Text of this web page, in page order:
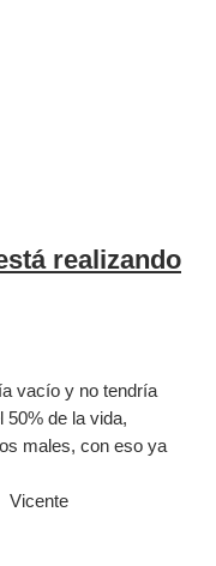
realizando
vacío y no tendría
50% de la vida,
males, con eso ya